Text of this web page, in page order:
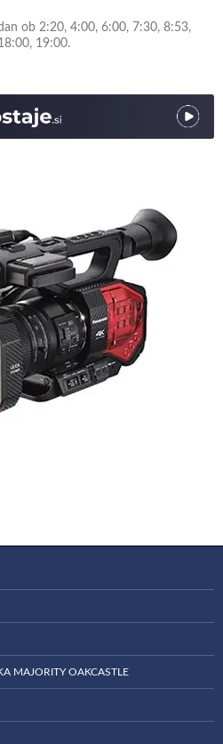
ob 2:20, 4:00, 6:00, 7:30, 8:53,
19:00.
MAJORITY OAKCASTLE